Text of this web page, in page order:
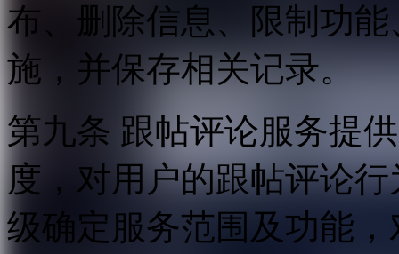
布、删除信息、限制功
施，并保存相关记录。
第九条 跟帖评论服务提
度，对用户的跟帖评论
级确定服务范围及功能